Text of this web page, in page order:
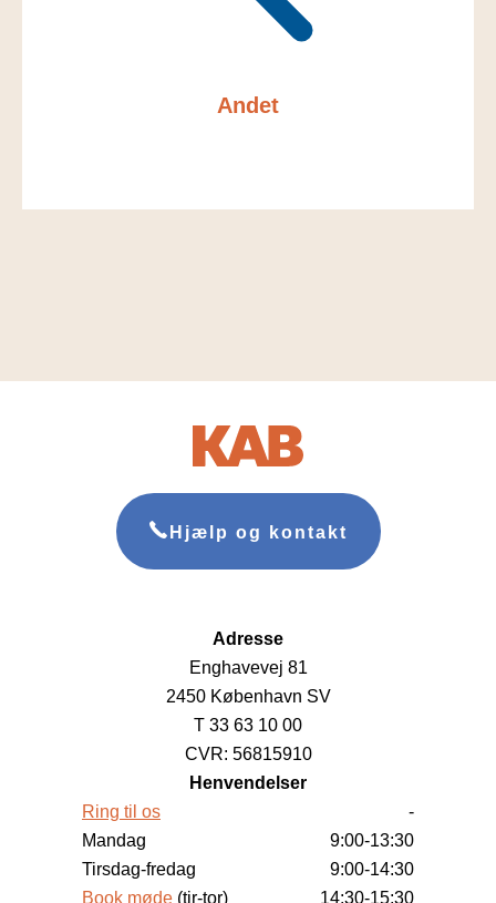
Andet
Hjælp og kontakt
Adresse
Enghavevej 81
2450 København SV
T 33 63 10 00
CVR: 56815910
Henvendelser
Ring til os
-
Mandag
9:00-13:30
Tirsdag-fredag
9:00-14:30
Book møde (tir-tor) 14:30-15:30